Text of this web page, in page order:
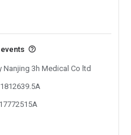
3h Medical Co ltd